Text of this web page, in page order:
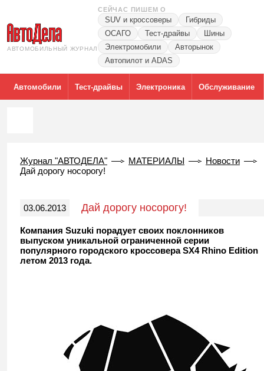
АВТОМОБИЛЬНЫЙ ЖУРНАЛ
СЕЙЧАС ПИШЕМ О
SUV и кроссоверы
Гибриды
ОСАГО
Тест-драйвы
Шины
Электромобили
Авторынок
Автопилот и ADAS
Автомобили Тест-драйвы Электроника Обслуживание
Журнал "АВТОДЕЛА" МАТЕРИАЛЫ
Новости
Дай дорогу носорогу!
03.06.2013 Дай дорогу носорогу!
Компания Suzuki порадует своих поклонников
выпуском уникальной ограниченной серии
популярного городского кроссовера SX4 Rhino Edition
летом 2013 года.